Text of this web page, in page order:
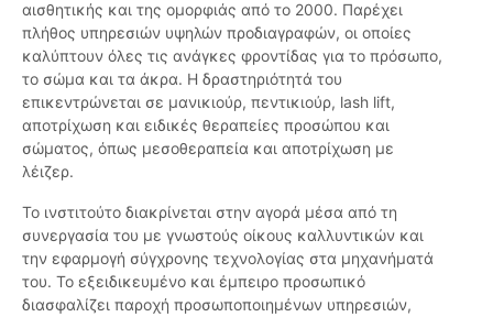
αισθητικής και της ομορφιάς από το 2000. Παρέχει
πλήθος υπηρεσιών υψηλών προδιαγραφών, οι οποίες
καλύπτουν όλες τις ανάγκες φροντίδας για το πρόσωπο,
το σώμα και τα άκρα. Η δραστηριότητά του
επικεντρώνεται σε μανικιούρ, πεντικιούρ, lash lift,
αποτρίχωση και ειδικές θεραπείες προσώπου και
σώματος, όπως μεσοθεραπεία και αποτρίχωση με
λέιζερ.
Το ινστιτούτο διακρίνεται στην αγορά μέσα από τη
συνεργασία του με γνωστούς οίκους καλλυντικών και
την εφαρμογή σύγχρονης τεχνολογίας στα μηχανήματά
του. Το εξειδικευμένο και έμπειρο προσωπικό
διασφαλίζει παροχή προσωποποιημένων υπηρεσιών,